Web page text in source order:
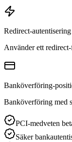
Redirect-autentisering
Använder ett
Banköverföring-
Banköverföring med
PCI-medveten
Säker